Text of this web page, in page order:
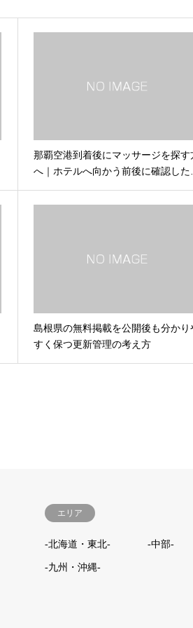
那覇空港到着後にマッサージを探す
へ｜ホテルへ向かう前後に確認し
島根県の無料掲載を公開後も分かり
すく保つ更新管理の考え方
エリア
-北海道・東北- -中部-
-九州・沖縄-